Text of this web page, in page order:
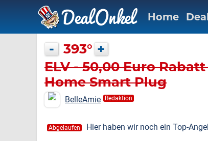
Home
- 393° +
ELV - 50,00 Euro
Home Smart Plug
BelleAmie Redaktion
Abgelaufen
Hier haben wir noch ein Top-